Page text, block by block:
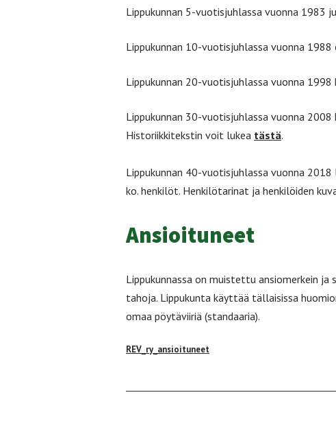
Lippukunnan 5-vuotisjuhlassa vuonna 1983
Lippukunnan 10-vuotisjuhlassa vuonna
Lippukunnan 20-vuotisjuhlassa vuonna
Lippukunnan 30-vuotisjuhlassa vuonna
Historiikkitekstin voit lukea tästä.
Lippukunnan 40-vuotisjuhlassa vuonna
ko. henkilöt. Henkilötarinat ja henkilöiden
Ansioituneet
Lippukunnassa on muistettu ansiomerkein
tahoja. Lippukunta käyttää tällaisissa
omaa pöytäviiriä (standaaria).
REV_ry_ansioituneet